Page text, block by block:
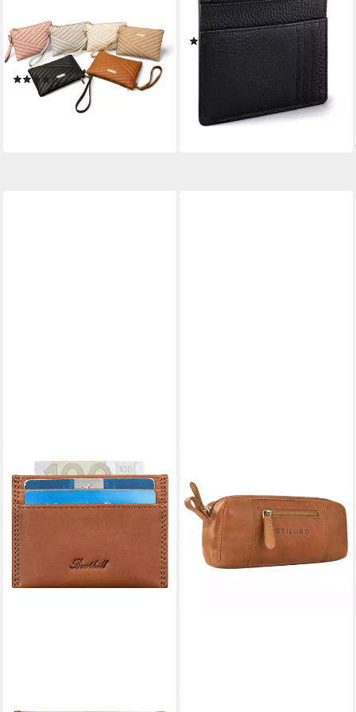
Handgelenktasche
verschiedene Farben
Kosmetiktasche (kein Set)
(1)
15,90 €
lieferbar - in 4-5 Werktagen bei dir
Schlüsseltasche Bologna
Leather, Leder
(2)
ab 29,95 € UVP 49,95 €
lieferbar - in 2-3 Werktagen bei dir
+8